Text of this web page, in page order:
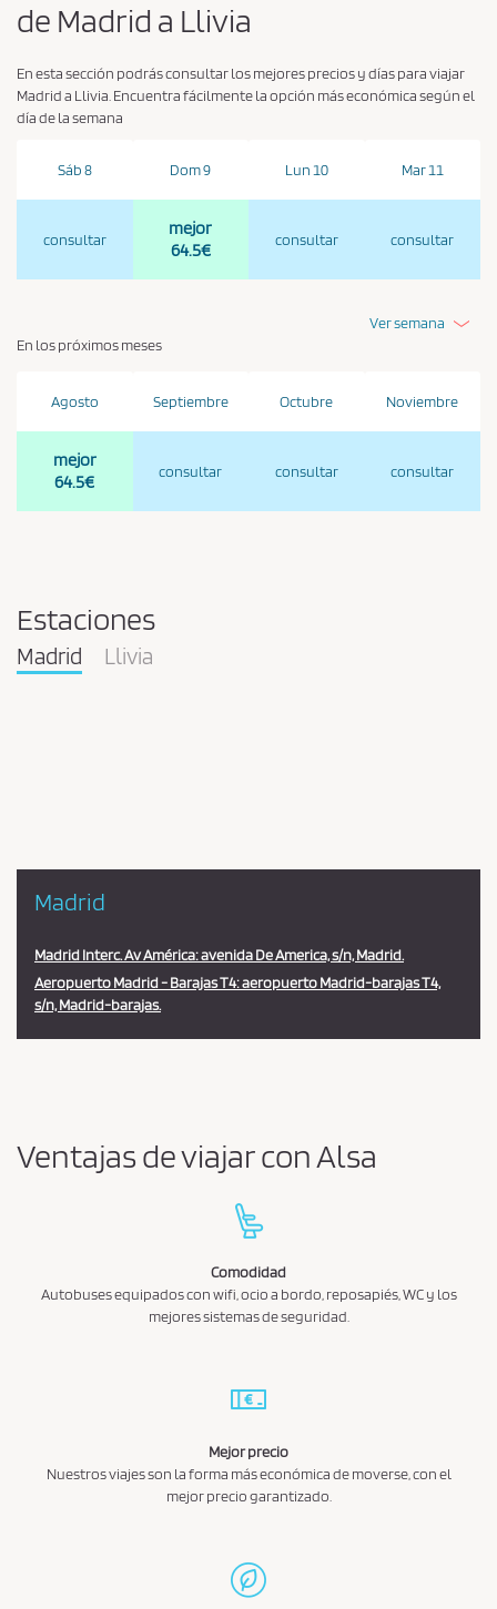
de Madrid a Llivia
En esta sección podrás consultar los mejores precios y días para viajar
Madrid a Llivia. Encuentra fácilmente la opción más económica según el
día de la semana
Sáb 8
consultar
Dom 9
mejor
64.5€
Lun 10
consultar
Mar 11
consultar
Ver semana
En los próximos meses
Agosto
mejor
64.5€
Septiembre
consultar
Octubre
consultar
Noviembre
consultar
Estaciones
Madrid Llivia
Madrid
Madrid Interc. Av América: avenida De America, s/n, Madrid.
Aeropuerto Madrid - Barajas T4: aeropuerto Madrid-barajas T4,
s/n, Madrid-barajas.
Ventajas de viajar con Alsa
Comodidad
Autobuses equipados con wifi, ocio a bordo, reposapiés, WC y los
mejores sistemas de seguridad.
Mejor precio
Nuestros viajes son la forma más económica de moverse, con el
mejor precio garantizado.